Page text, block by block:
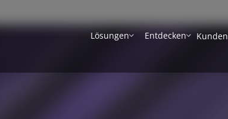
Lösungen
Entdecken Kunden